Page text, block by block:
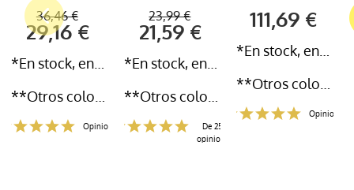
36,46 €
29,16 €
Opiniones
23,99 €
21,59 €
*En stock, entrega inmediata 24-72h
De 259
opiniones
111,69 €
Opiniones